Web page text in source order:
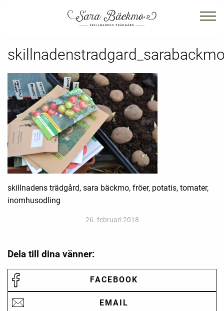
skillnadens trädgård, sara bäckmo, fröer, potatis, tomater,
inomhusodling
26. februari 2018
Dela till dina vänner:
FACEBOOK
EMAIL